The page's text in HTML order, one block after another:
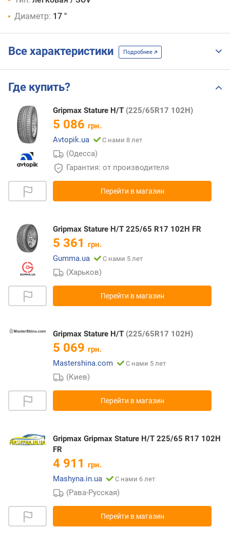
Диаметр: 17 "
Все характеристики Подробнее
Где купить?
Gripmax Stature H/T (225/65R17 102H)
5 086 грн.
Avtopik.ua
С нами 8 лет
(Одесса)
Гарантия: от производителя
Перейти в магазин
Gripmax Stature H/T 225/65 R17 102H FR
5 361 грн.
Gumma.ua
С нами 5 лет
(Харьков)
Перейти в магазин
Gripmax Stature H/T (225/65R17 102H)
5 069 грн.
Mastershina.com
С нами 5 лет
(Киев)
Перейти в магазин
Gripmax Gripmax Stature H/T 225/65 R17 102H
FR
4 911 грн.
Mashyna.in.ua
С нами 6 лет
(Рава-Русская)
Перейти в магазин